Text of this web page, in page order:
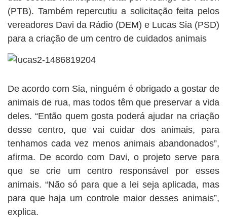
(PTB). Também repercutiu a solicitação feita pelos
vereadores Davi da Rádio (DEM) e Lucas Sia (PSD)
para a criação de um centro de cuidados animais
De acordo com Sia, ninguém é obrigado a gostar de
animais de rua, mas todos têm que preservar a vida
deles. “Então quem gosta poderá ajudar na criação
desse centro, que vai cuidar dos animais, para
tenhamos cada vez menos animais abandonados”,
afirma. De acordo com Davi, o projeto serve para
que se crie um centro responsável por esses
animais. “Não só para que a lei seja aplicada, mas
para que haja um controle maior desses animais”,
explica.